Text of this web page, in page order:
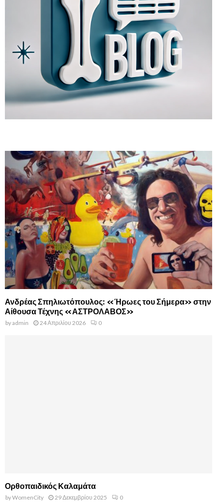
Ανδρέας Σπηλιωτόπουλος: «Ήρωες του Σήμερα» στην
Αίθουσα Τέχνης «ΑΣΤΡΟΛΑΒΟΣ»
byadmin 24 Απριλίου 2026 0
Ορθοπαιδικός Καλαμάτα
byWomenCity 29 Δεκεμβρίου 2025 0